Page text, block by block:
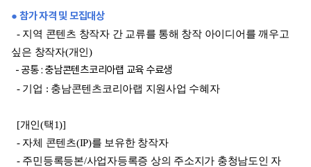
● 참가 자격 및 모집대상
- 지역 콘텐츠 창작자 간 교류를 통해 창작 아이디어를 깨우고
싶은 창작자(개인)
- 공통 : 충남콘텐츠코리아랩 교육 수료생
- 기업 : 충남콘텐츠코리아랩 지원사업 수혜자
[개인(택1)]
- 자체 콘텐츠(IP)를 보유한 창작자
- 주민등록등본/사업자등록증 상의 주소지가 충청남도인 자